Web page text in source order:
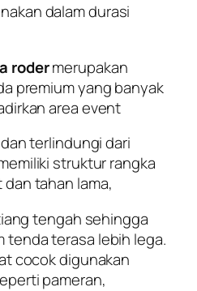
dalam durasi
rodermerupakan
premium yang banyak
area event
terlindungi dari
struktur rangka
tahan lama,
tengah sehingga
tenda terasa lebih lega.
cocok digunakan
pameran,